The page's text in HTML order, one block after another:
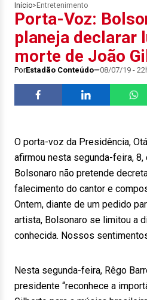
Início> Entretenimento
Porta-Voz:
planeja declarar
morte de João
PorEstadão Conteúdo 08/07/19 -
O porta-voz da Presidência,
afirmou nesta segunda-feira,
Bolsonaro não pretende
falecimento do cantor e
Ontem, diante de um pedido
artista, Bolsonaro se limitou a
conhecida. Nossos
Nesta segunda-feira, Rêgo
presidente “reconhece a